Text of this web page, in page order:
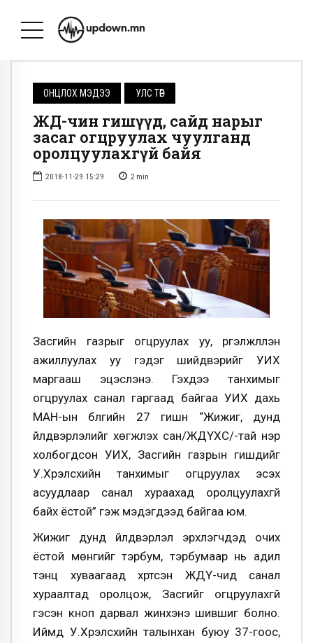
ОНЦЛОХ МЭДЭЭ УЛС ТӨР
ЖДҮ-чин гишүүд, сайд нарыг
засаг огцруулах чуулганд
оролцуулахгүй байя
2018-11-29 15:29 2 min
Засгийн газрыг огцруулах уу, үргэлжлүүлэн
ажиллуулах уу гэдэг шийдвэрийг УИХ
маргааш эцэслэнэ. Гэхдээ танхимыг
огцруулах санал гаргаад байгаа УИХ дахь
МАН-ын бүлгийн 27 гишүүн “Жижиг, дунд
үйлдвэрлэлийг хөгжүүлэх сан/ЖДҮХС/-тай нэр
холбогдсон УИХ, Засгийн газрын гишүүдийг
У.Хүрэлсүхийн танхимыг огцруулах эсэх
асуудлаар санал хураахад оролцуулахгүй
байх ёстой” гэж мэдэгдээд байгаа юм.
Жижиг дунд үйлдвэрлэл эрхлэгчдэд очих
ёстой мөнгийг тэрбум, тэрбумаар нь адил
тэнцүү хуваагаад хүртсэн ЖДҮ-чид санал
хураалтад оролцож, Засгийг огцруулахгүй
гэсэн кноп дарвал жинхэнэ шившиг болно.
Иймд У.Хүрэлсүхийн талынхан буюу 37-гоос,